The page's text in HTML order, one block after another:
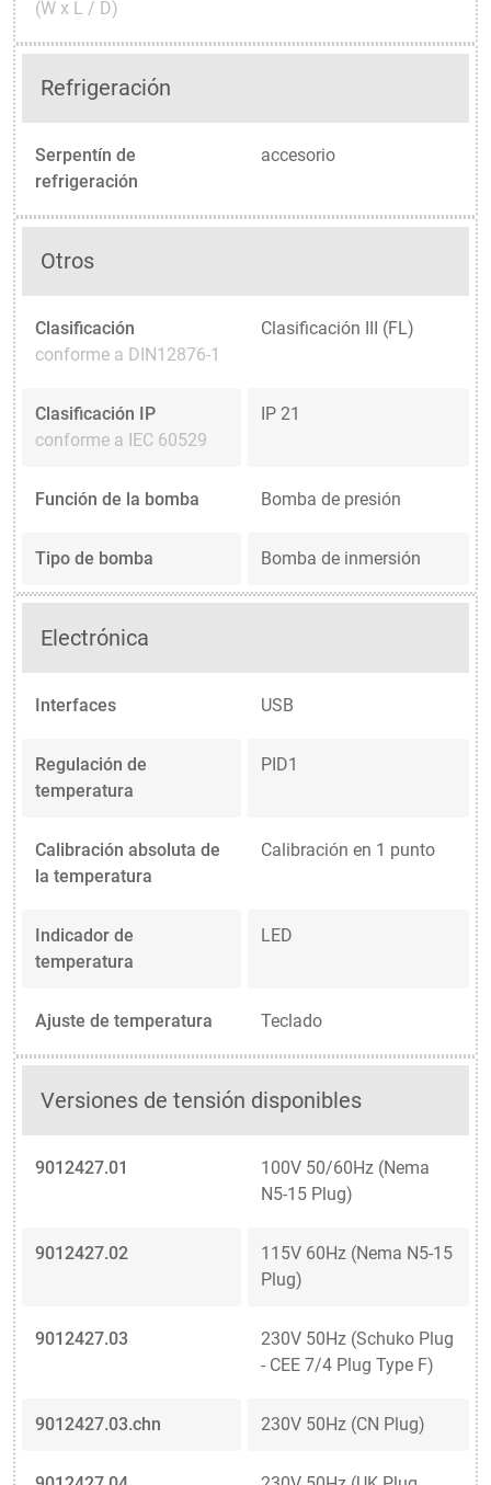
(W x L / D)
Refrigeración
Serpentín de
refrigeración
accesorio
Otros
Clasificación
conforme a DIN12876-1
Clasificación III (FL)
Clasificación IP
conforme a IEC 60529
IP 21
Función de la bomba Bomba de presión
Tipo de bomba Bomba de inmersión
Electrónica
Interfaces USB
Regulación de
temperatura
PID1
Calibración absoluta de
la temperatura
Calibración en 1 punto
Indicador de
temperatura
LED
Ajuste de temperatura Teclado
Versiones de tensión disponibles
9012427.01
100V 50/60Hz (Nema
N5-15 Plug)
9012427.02
115V 60Hz (Nema N5-15
Plug)
9012427.03
230V 50Hz (Schuko Plug
- CEE 7/4 Plug Type F)
9012427.03.chn 230V 50Hz (CN Plug)